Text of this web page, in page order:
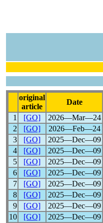
original
article
Date
1
[GO] 2026―Mar―24
2
[GO] 2026―Feb―24
3
[GO] 2025―Dec―09
4
[GO] 2025―Dec―09
5
[GO] 2025―Dec―09
6
[GO] 2025―Dec―09
7
[GO] 2025―Dec―09
8
[GO] 2025―Dec―09
9
[GO] 2025―Dec―09
10
[GO] 2025―Dec―09